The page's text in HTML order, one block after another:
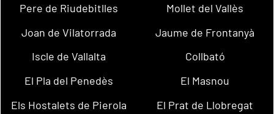
Pere de Riudebitlles
Mollet del Vallès
Joan de Vilatorrada
Jaume de Frontanyà
Iscle de Vallalta
Collbató
El Pla del Penedès
El Masnou
Els Hostalets de Pierola
El Prat de Llobregat